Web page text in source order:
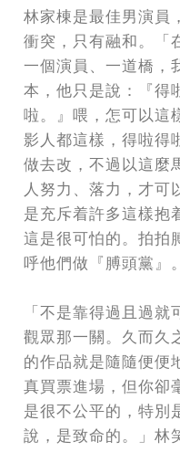
林家棟是最佳男演員
衝突，只有融和。「
一個演員、一道橋，
本，他只是說：『得
啦。』喂，怎可以這
影人都這樣，得啦得
做去改，不過以這麼
人努力、落力，才可
是充斥着許多這樣抱
這是很可怕的。拍拍
呼他們做『膊頭黨』。
「不是靠得過且過
觀眾那一關。久而久
的作品就是隨隨便便
真買票進場，但你卻
是很不公平的，特別
說，是致命的。」林